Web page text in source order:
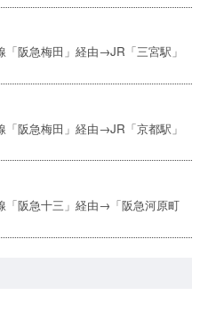
阪急梅田」経由→JR「三宮駅」
阪急梅田」経由→JR「京都駅」
「阪急十三」経由→「阪急河原町